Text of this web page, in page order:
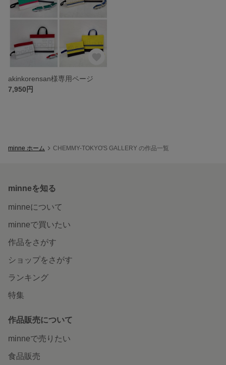
akinkorensan様専用ページ
7,950円
minne ホーム CHEMMY-TOKYO'S GALLERY の作品一覧
minneを知る
minneについて
minneで買いたい
作品をさがす
ショップをさがす
ランキング
特集
作品販売について
minneで売りたい
食品販売